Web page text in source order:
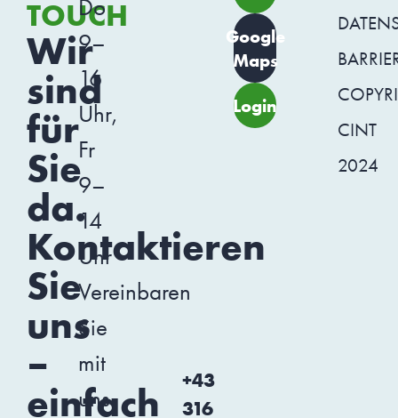
TOUCH
Wir
sind
für
Sie
da.
Kontaktieren
Sie
uns
–
einfach
Do
9–
16
Uhr,
Fr
9–
14
Uhr
Vereinbaren
Sie
mit
uns
+43
316
Google
Maps
Login
CINT
2024